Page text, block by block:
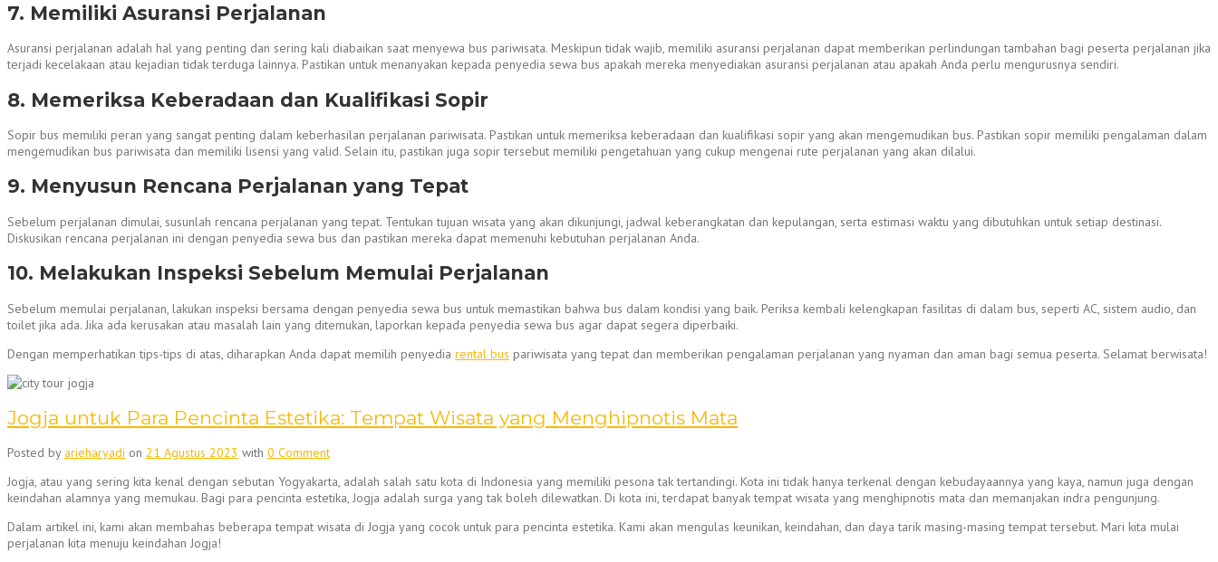
7. Memiliki Asuransi Perjalanan
Asuransi perjalanan adalah hal yang penting dan sering kali diabaikan saat menyewa bus pariwisata. Meskipun tidak wajib, memiliki asuransi perjalanan dapat memberikan perlindungan tambahan bagi peserta perjalanan jika
terjadi kecelakaan atau kejadian tidak terduga lainnya. Pastikan untuk menanyakan kepada penyedia sewa bus apakah mereka menyediakan asuransi perjalanan atau apakah Anda perlu mengurusnya sendiri.
8. Memeriksa Keberadaan dan Kualifikasi Sopir
Sopir bus memiliki peran yang sangat penting dalam keberhasilan perjalanan pariwisata. Pastikan untuk memeriksa keberadaan dan kualifikasi sopir yang akan mengemudikan bus. Pastikan sopir memiliki pengalaman dalam
mengemudikan bus pariwisata dan memiliki lisensi yang valid. Selain itu, pastikan juga sopir tersebut memiliki pengetahuan yang cukup mengenai rute perjalanan yang akan dilalui.
9. Menyusun Rencana Perjalanan yang Tepat
Sebelum perjalanan dimulai, susunlah rencana perjalanan yang tepat. Tentukan tujuan wisata yang akan dikunjungi, jadwal keberangkatan dan kepulangan, serta estimasi waktu yang dibutuhkan untuk setiap destinasi.
Diskusikan rencana perjalanan ini dengan penyedia sewa bus dan pastikan mereka dapat memenuhi kebutuhan perjalanan Anda.
10. Melakukan Inspeksi Sebelum Memulai Perjalanan
Sebelum memulai perjalanan, lakukan inspeksi bersama dengan penyedia sewa bus untuk memastikan bahwa bus dalam kondisi yang baik. Periksa kembali kelengkapan fasilitas di dalam bus, seperti AC, sistem audio, dan
toilet jika ada. Jika ada kerusakan atau masalah lain yang ditemukan, laporkan kepada penyedia sewa bus agar dapat segera diperbaiki.
Dengan memperhatikan tips-tips di atas, diharapkan Anda dapat memilih penyedia rental bus pariwisata yang tepat dan memberikan pengalaman perjalanan yang nyaman dan aman bagi semua peserta. Selamat berwisata!
Jogja untuk Para Pencinta Estetika: Tempat Wisata yang Menghipnotis Mata
Posted by arieharyadi on 21 Agustus 2023 with 0 Comment
Jogja, atau yang sering kita kenal dengan sebutan Yogyakarta, adalah salah satu kota di Indonesia yang memiliki pesona tak tertandingi. Kota ini tidak hanya terkenal dengan kebudayaannya yang kaya, namun juga dengan
keindahan alamnya yang memukau. Bagi para pencinta estetika, Jogja adalah surga yang tak boleh dilewatkan. Di kota ini, terdapat banyak tempat wisata yang menghipnotis mata dan memanjakan indra pengunjung.
Dalam artikel ini, kami akan membahas beberapa tempat wisata di Jogja yang cocok untuk para pencinta estetika. Kami akan mengulas keunikan, keindahan, dan daya tarik masing-masing tempat tersebut. Mari kita mulai
perjalanan kita menuju keindahan Jogja!